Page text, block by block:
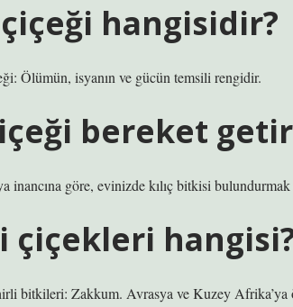
hangisidir?
Ölümün, isyanın ve gücün temsili rengidir.
bereket
inancına göre, evinizde kılıç bitkisi
çiçekleri
bitkileri: Zakkum. Avrasya ve Kuzey